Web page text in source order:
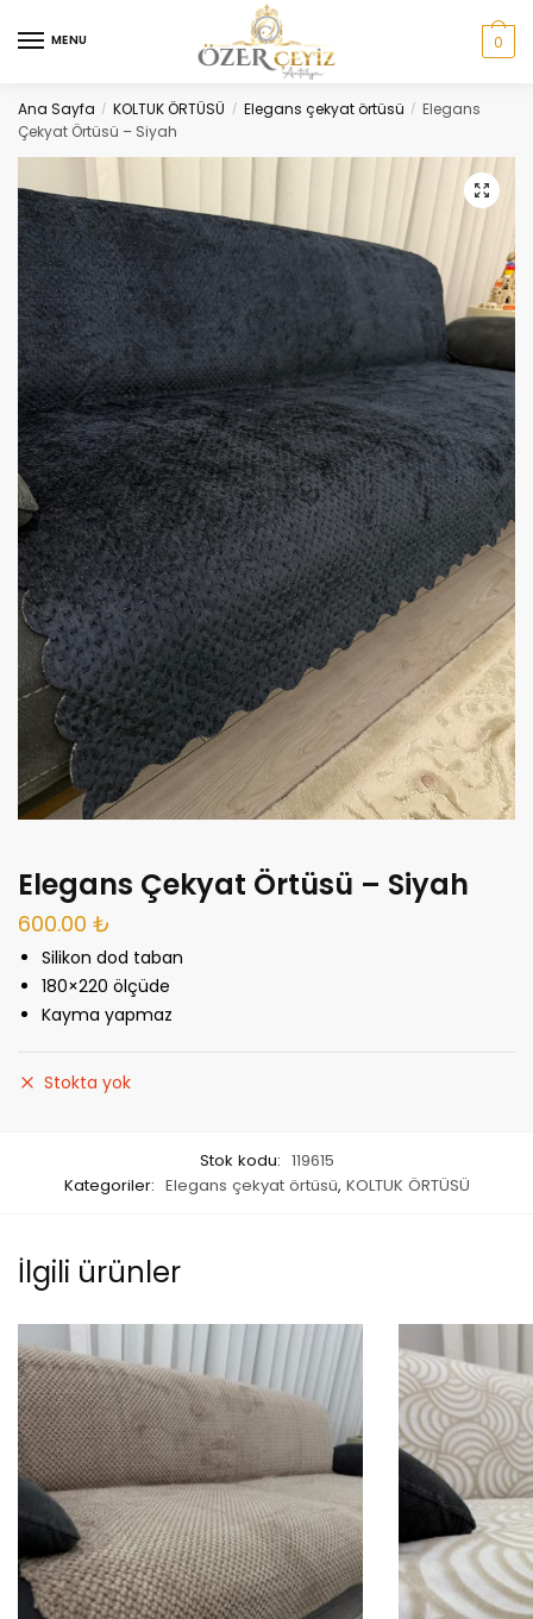
to
to
MENU 0
Ana Sayfa / KOLTUK ÖRTÜSÜ / Elegans çekyat örtüsü / Elegans
Çekyat Örtüsü – Siyah
🔍
Elegans Çekyat Örtüsü – Siyah
600.00 ₺
Silikon dod taban
180×220 ölçüde
Kayma yapmaz
Stokta yok
Stok kodu: 119615
Kategoriler: Elegans çekyat örtüsü, KOLTUK ÖRTÜSÜ
İlgili ürünler